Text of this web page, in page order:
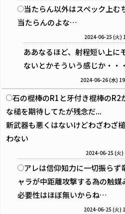
当たらん以外はスペック上む
当たらんのよな…
2024-06-25 (火)
ああなるほど、射程短い上に
ないとかそういう感じか・・・
2024-06-26 (水)
石の棍棒のR1と牙付き棍棒のR2
な槌を期待してたが残念だ...
新武器も悪くはないけどわざわざ
わない
2024-06-25 (火)
アレは信仰知力に一切振らず
ャラが中距離攻撃する為の触
必要性はほぼ無いからね…
2024-06-25 (火)